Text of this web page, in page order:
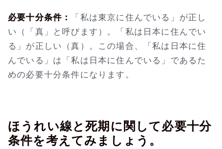
必要十分条件：
「私は東京に住んでいる」が正し
い（「真」と呼びます）。「私は日本に住んでい
る」が正しい（真）。この場合、「私は日本に住
んでいる」は「私は日本に住んでいる」であるた
めの必要十分条件になります。
ほうれい線と死期に関して必要十分
条件を考えてみましょう。